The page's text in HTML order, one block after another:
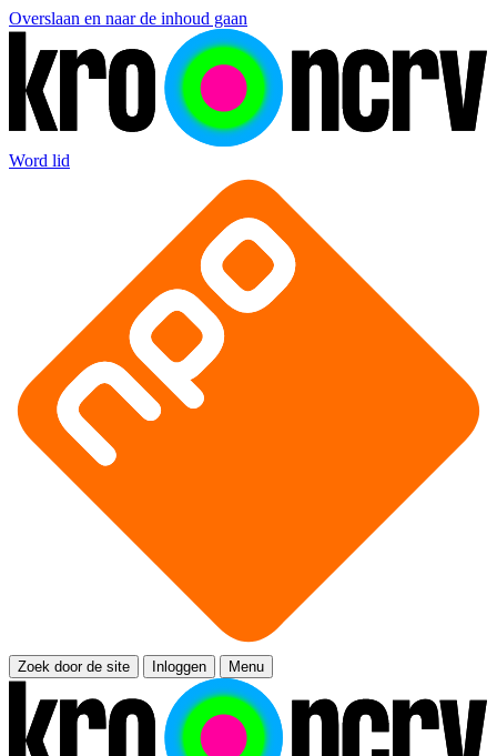
Overslaan en naar de inhoud gaan
Word lid
Zoek door de site Inloggen Menu